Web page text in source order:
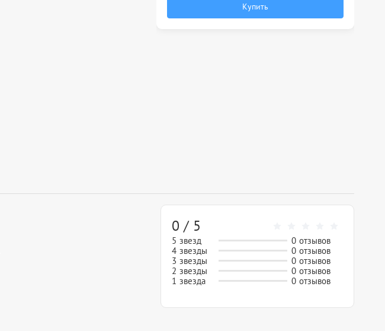
Купить
0 / 5
5 звезд
0 отзывов
4 звезды
0 отзывов
3 звезды
0 отзывов
2 звезды
0 отзывов
1 звезда
0 отзывов